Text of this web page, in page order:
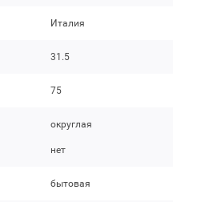
Италия
31.5
75
округлая
нет
бытовая